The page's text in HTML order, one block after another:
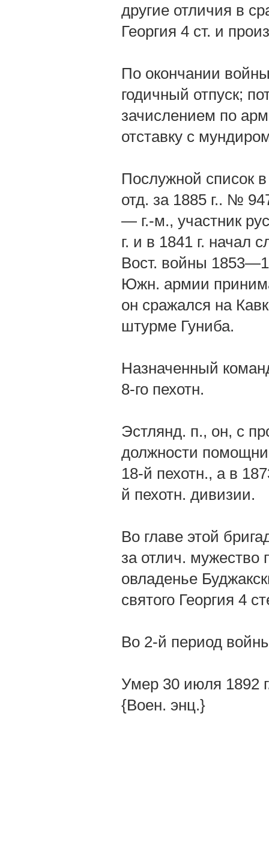
другие отличия в
Георгия 4 ст. и
По окончании
годичный отпуск;
зачислением по
отставку с
Послужной список
отд. за 1885 г.. №
— г.-м., участник
г. и в 1841 г. начал
Вост. войны
Южн. армии
он сражался на
штурме Гуниба.
Назначенный
8-го пехотн.
Эстлянд. п., он, с
должности
18-й пехотн., а в
й пехотн. дивизии.
Во главе этой
за отлич. мужество
овладенье
святого Георгия 4
Во 2-й период
Умер 30 июля 1892
{Воен. энц.}